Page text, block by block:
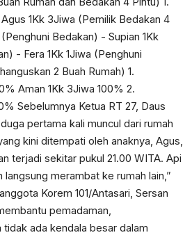
1Kk 3Jiwa (Pemilik Bedakan 4
Bedakan) - Supian 1Kk
- Fera 1Kk 1Jiwa (Penghuni
2 Buah Rumah) 1.
Aman 1Kk 3Jiwa 100% 2.
Sebelumnya Ketua RT 27, Daus
pertama kali muncul dari rumah
kini ditempati oleh anaknya, Agus,
terjadi sekitar pukul 21.00 WITA. Api
merambat ke rumah lain,”
Korem 101/Antasari, Sersan
pemadaman,
ada kendala besar dalam